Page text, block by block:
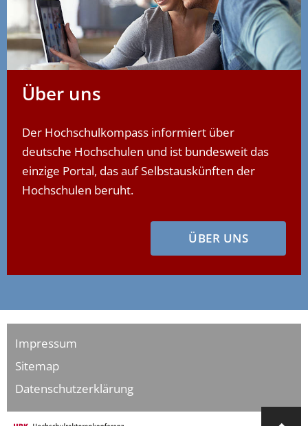
Über uns
Der Hochschulkompass informiert über
deutsche Hochschulen und ist bundesweit das
einzige Portal, das auf Selbstauskünften der
Hochschulen beruht.
ÜBER UNS
Impressum
Sitemap
Datenschutzerklärung